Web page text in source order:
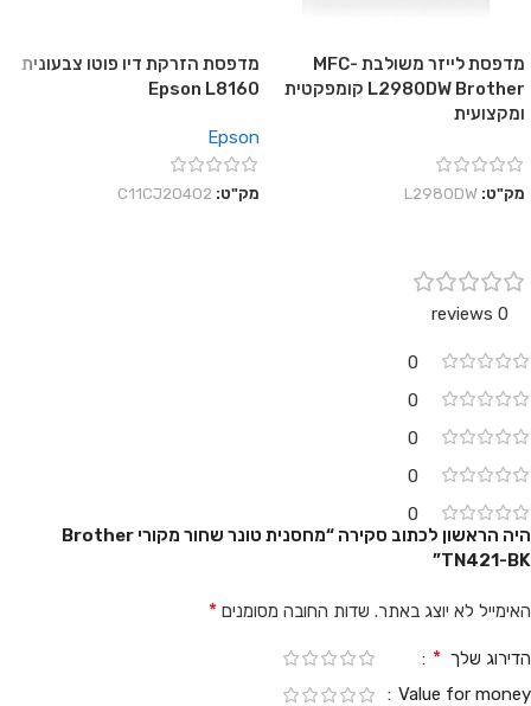
מדפסת לייזר משולבת MFC-
L2980DW Brother קומפקטית
ומקצועית
מק"ט: L2980DW
מדפסת הזרקת דיו פוטו צבעונית
Epson L8160
Epson
מק"ט: C11CJ20402
0 reviews
0
0
0
0
0
היה הראשון לכתוב סקירה “מחסנית טונר שחור מקורי Brother
TN421-BK”
האימייל לא יוצג באתר. שדות החובה מסומנים *
הדירוג שלך *
Value for money